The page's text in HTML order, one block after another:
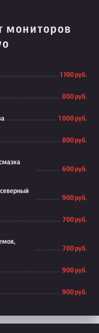
мониторов
1 100 руб.
800 руб.
1 000 руб.
800 руб.
600 руб.
900 руб.
700 руб.
700 руб.
900 руб.
900 руб.